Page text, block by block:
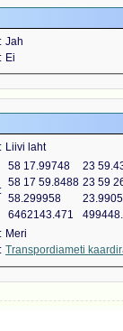
Jah
Ei
Liivi laht
58 17.99748
23
58 17 59.8488 23 59
58.299958
6462143.471
Meri
Transpordiameti